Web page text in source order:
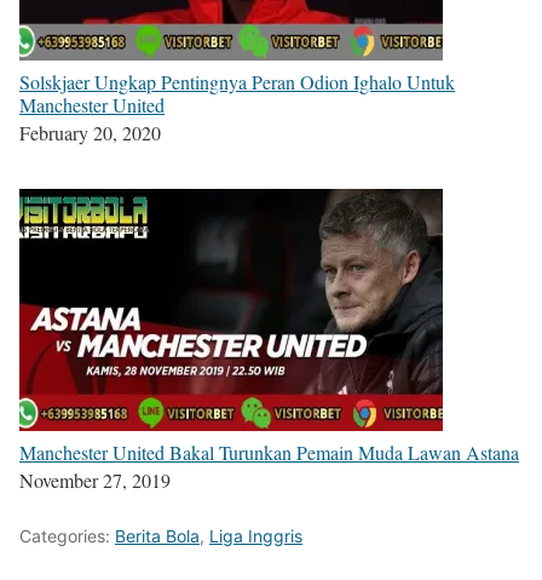
Solskjaer Ungkap Pentingnya Peran Odion Ighalo Untuk
Manchester United
February 20, 2020
Manchester United Bakal Turunkan Pemain Muda Lawan Astana
November 27, 2019
Categories: Berita Bola, Liga Inggris